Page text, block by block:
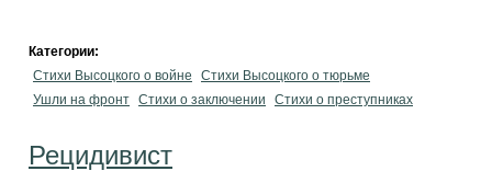
Категории:
Стихи Высоцкого о войне
Стихи Высоцкого о тюрьме
Ушли на фронт Стихи о заключении Стихи о преступниках
Рецидивист